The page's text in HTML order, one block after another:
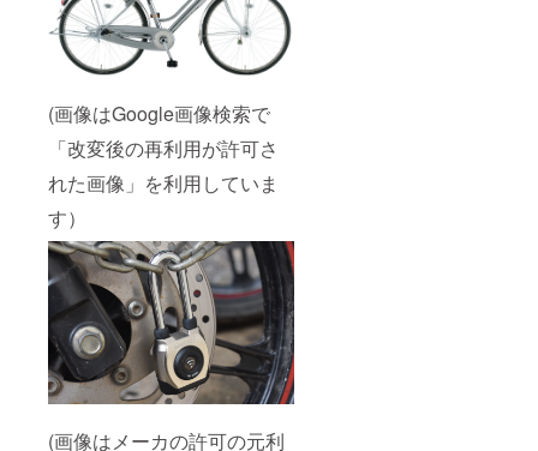
(画像はGoogle画像検索で
「改変後の再利用が許可さ
れた画像」を利用していま
す）
(画像はメーカの許可の元利